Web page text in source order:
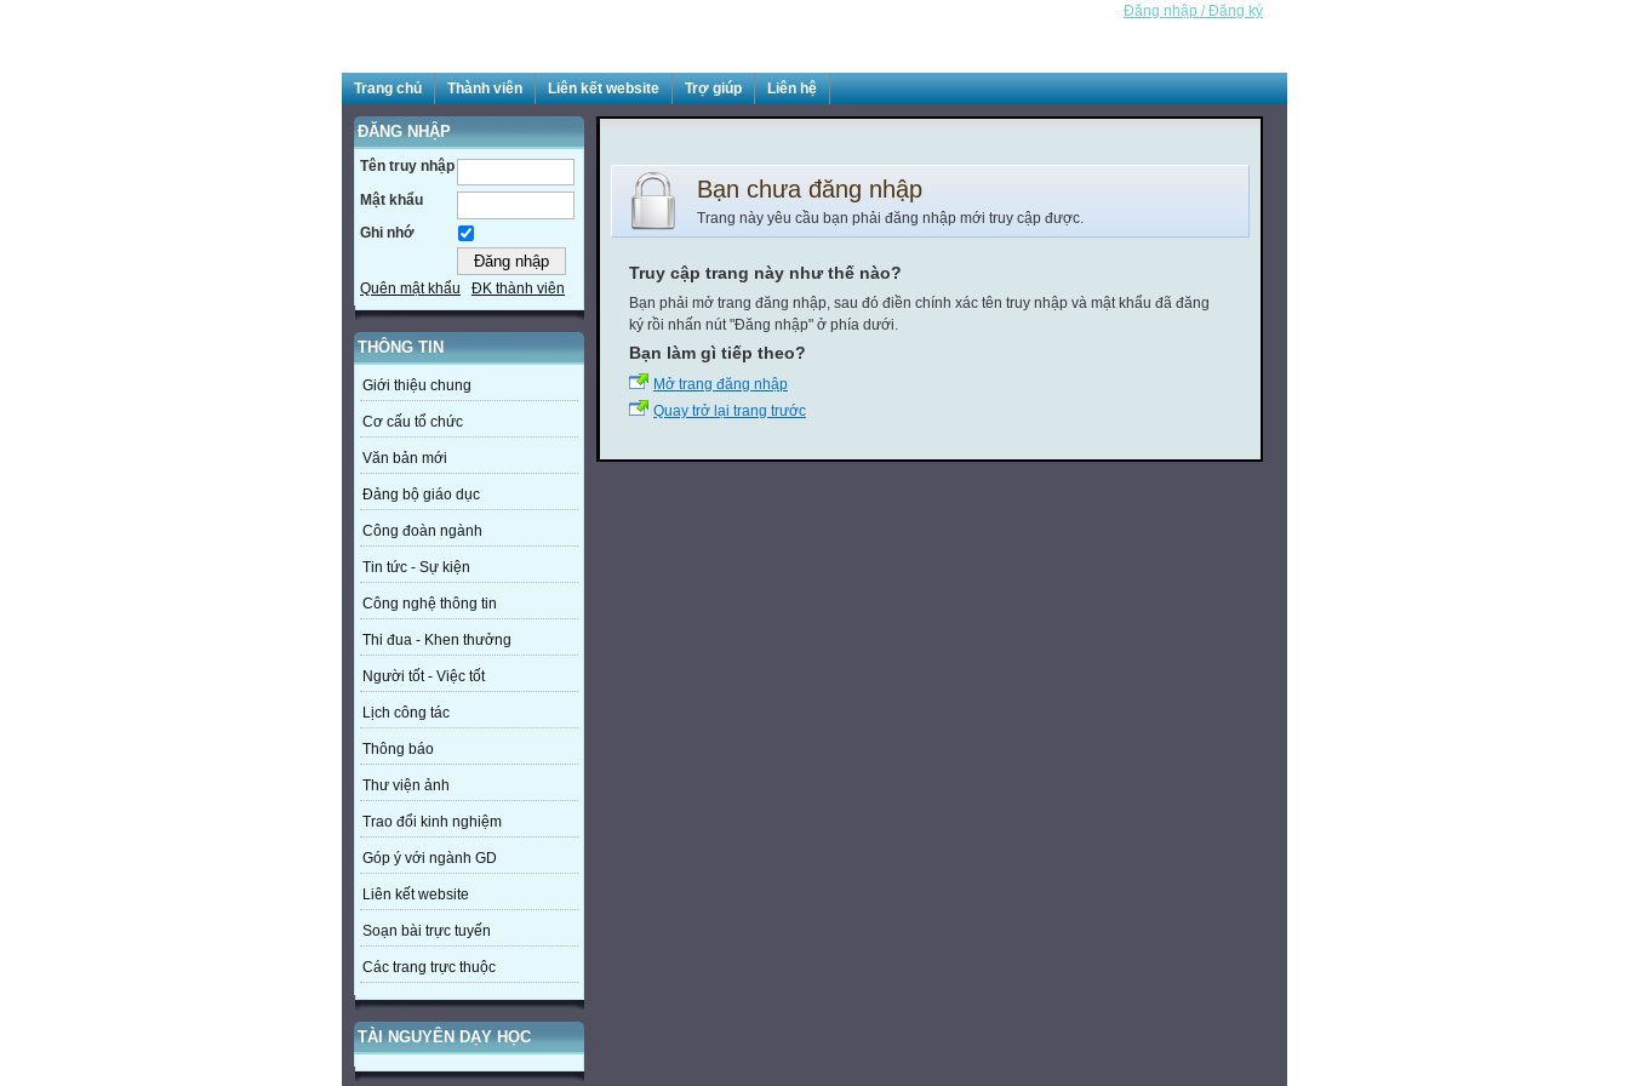
Đăng nhập / Đăng ký
Trang chủ Thành viên Liên kết website Trợ giúp Liên hệ
ĐĂNG NHẬP
Tên truy nhập
Mật khẩu
Ghi nhớ
Quên mật khẩu ĐK thành viên
THÔNG TIN
Giới thiệu chung
Cơ cấu tổ chức
Văn bản mới
Đảng bộ giáo dục
Công đoàn ngành
Tin tức - Sự kiện
Công nghệ thông tin
Thi đua - Khen thưởng
Người tốt - Việc tốt
Lịch công tác
Thông báo
Thư viện ảnh
Trao đổi kinh nghiệm
Góp ý với ngành GD
Liên kết website
Soạn bài trực tuyến
Các trang trực thuộc
TÀI NGUYÊN DẠY HỌC
Bạn chưa đăng nhập
Trang này yêu cầu bạn phải đăng nhập mới truy cập được.
Truy cập trang này như thế nào?
Bạn phải mở trang đăng nhập, sau đó điền chính xác tên truy nhập và mật khẩu đã đăng
ký rồi nhấn nút "Đăng nhập" ở phía dưới.
Bạn làm gì tiếp theo?
Mở trang đăng nhập
Quay trở lại trang trước